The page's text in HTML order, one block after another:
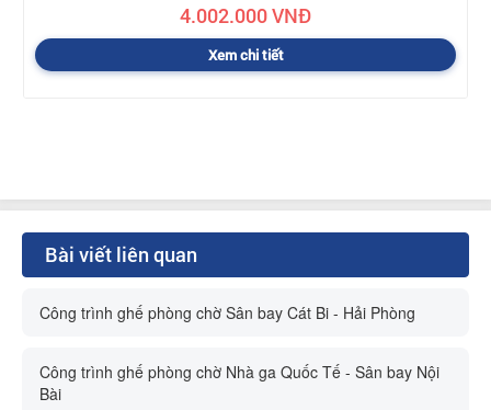
4.002.000 VNĐ
Xem chi tiết
Bài viết liên quan
Công trình ghế phòng chờ Sân bay Cát Bi - Hải Phòng
Công trình ghế phòng chờ Nhà ga Quốc Tế - Sân bay Nội
Bài